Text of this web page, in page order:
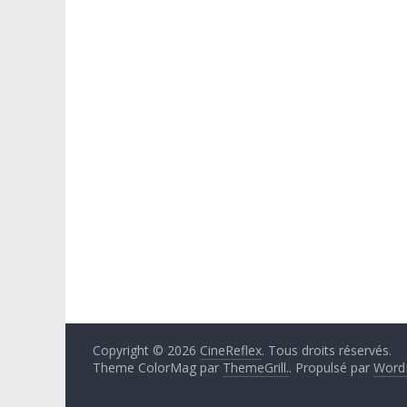
Copyright © 2026 CineReflex. Tous droits réservés.
Theme ColorMag par ThemeGrill.. Propulsé par